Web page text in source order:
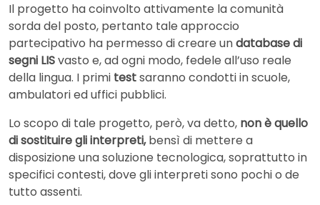
Il progetto ha coinvolto attivamente la comunità
sorda del posto, pertanto tale approccio
partecipativo ha permesso di creare undatabase di
segni LISvasto e, ad ogni modo, fedele all’uso reale
della lingua. I primi testsaranno condotti in scuole,
ambulatori ed uffici pubblici.
Lo scopo di tale progetto, però, va detto, non è quello
di sostituire gli interpreti,bensì di mettere a
disposizione una soluzione tecnologica, soprattutto in
specifici contesti, dove gli interpreti sono pochi o de
tutto assenti.